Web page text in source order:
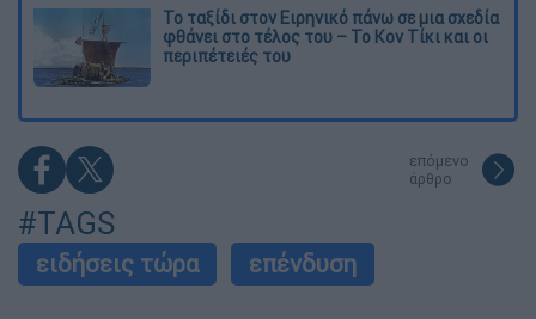
Το ταξίδι στον Ειρηνικό πάνω σε μια σχεδία
φθάνει στο τέλος του – Το Κον Τίκι και οι
περιπέτειές του
επόμενο
άρθρο
#TAGS
ειδήσεις τώρα επένδυση